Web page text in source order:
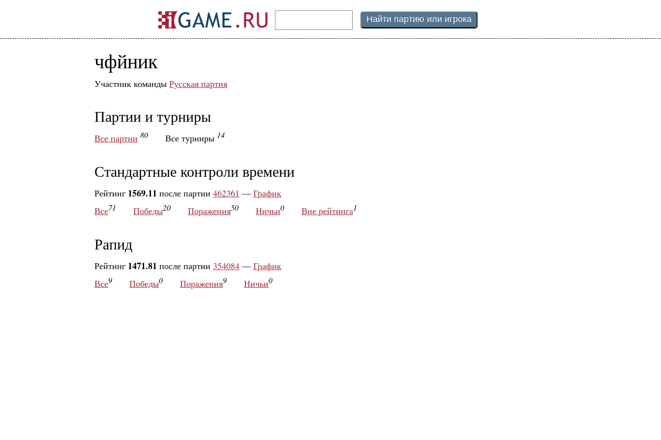
чфйник
Участник команды Русская партия
Партии и турниры
Все партии 80 Все турниры 14
Стандартные контроли времени
Рейтинг 1569.11 после партии 462361 — График
Все71 Победы20 Поражения50 Ничьи0 Вне рейтинга1
Рапид
Рейтинг 1471.81 после партии 354084 — График
Все9 Победы0 Поражения9 Ничьи0